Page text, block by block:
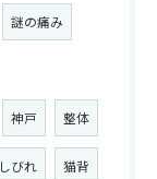
謎の痛み
神戸 整体
しびれ 猫背